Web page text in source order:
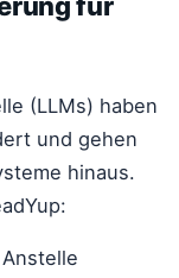
(LLMs) haben
und gehen
hinaus.
Anstelle